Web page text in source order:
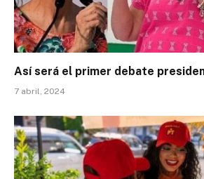
Así será el primer debate
7 abril, 2024